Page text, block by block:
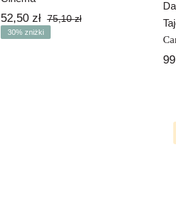
75,10złPierwotna
52,50 zł
Aktualna
30% zniżki